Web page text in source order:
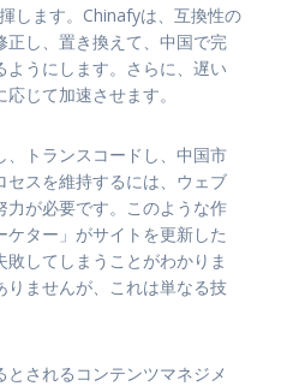
します。Chinafyは、互換性の
正し、置き換えて、中国で完
うにします。さらに、遅い
じて加速させます。
、トランスコードし、中国市
セスを維持するには、ウェブ
力が必要です。このような作
ター」がサイトを更新した
してしまうことがわかりま
りませんが、これは単なる技
されるコンテンツマネジメ